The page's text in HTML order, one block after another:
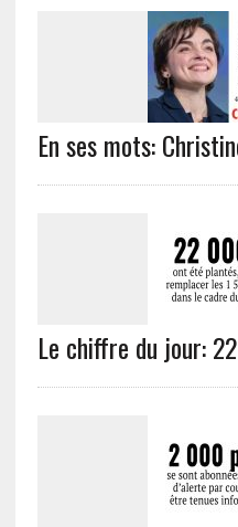
En ses mots:
Le chiffre du jour: